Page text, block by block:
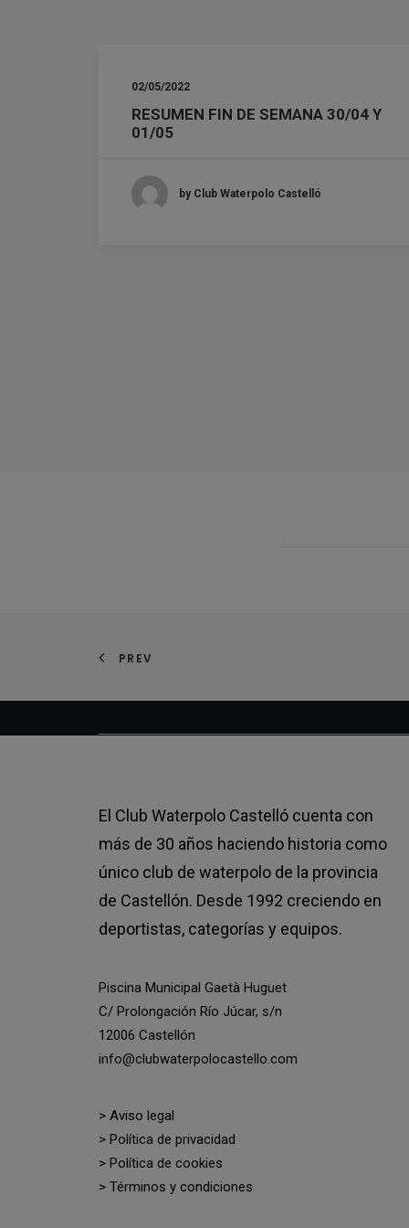
02/05/2022
RESUMEN FIN DE SEMANA 30/04 Y
01/05
by Club Waterpolo Castelló
PREV
El Club Waterpolo Castelló cuenta con
más de 30 años haciendo historia como
único club de waterpolo de la provincia
de Castellón. Desde 1992 creciendo en
deportistas, categorías y equipos.
Piscina Municipal Gaetà Huguet
C/ Prolongación Río Júcar, s/n
12006 Castellón
info@clubwaterpolocastello.com
> Aviso legal
> Política de privacidad
> Política de cookies
> Términos y condiciones